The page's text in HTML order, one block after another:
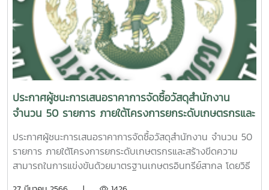
ประกาศผู้ชนะการเสนอราคาการจัดซื้อวัสดุสำนักงาน
จำนวน 50 รายการ ภายใต้โครงการยกระดับเกษตรกรและ
สร้างขีดความสามารถในการแข่งขันด้วยมาตรฐานเกษตร
อินทรีย์สากล โดยวิธีเฉพาะเจาะจง
ประกาศผู้ชนะการเสนอราคาการจัดซื้อวัสดุสำนักงาน จำนวน 50
รายการ ภายใต้โครงการยกระดับเกษตรกรและสร้างขีดความ
สามารถในการแข่งขันด้วยมาตรฐานเกษตรอินทรีย์สากล โดยวิธี